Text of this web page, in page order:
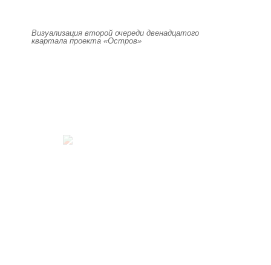
Визуализация второй очереди двенадцатого
квартала проекта «Остров»